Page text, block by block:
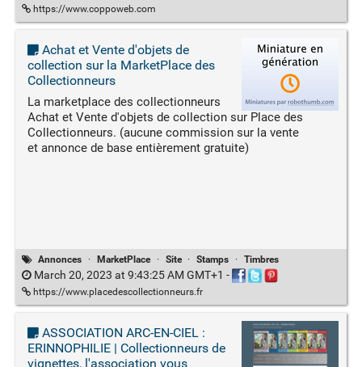
https://www.coppoweb.com
Achat et Vente d'objets de
collection sur la MarketPlace des
Collectionneurs
La marketplace des collectionneurs
Achat et Vente d'objets de collection sur Place des
Collectionneurs. (aucune commission sur la vente
et annonce de base entièrement gratuite)
Annonces · MarketPlace · Site · Stamps · Timbres
March 20, 2023 at 9:43:25 AM GMT+1 -
https://www.placedescollectionneurs.fr
ASSOCIATION ARC-EN-CIEL :
ERINNOPHILIE | Collectionneurs de
vignettes, l'association vous